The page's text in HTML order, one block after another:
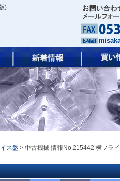
)
ス盤 > 中古機械 情報No.215442 横フラ